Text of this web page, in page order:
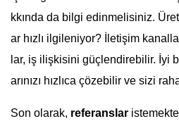
kkında da bilgi edinmelisiniz.
ar hızlı ilgileniyor? İletişim
lar, iş ilişkisini güçlendirebilir. İyi
arınızı hızlıca çözebilir ve sizi
Son olarak, referanslar